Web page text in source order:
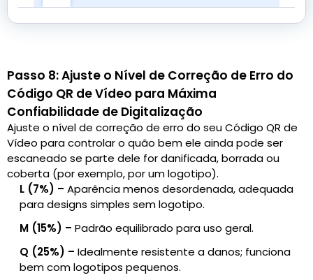
Passo 8: Ajuste o Nível de Correção de Erro do
Código QR de Vídeo para Máxima
Confiabilidade de Digitalização
Ajuste o nível de correção de erro do seu Código QR de
Vídeo para controlar o quão bem ele ainda pode ser
escaneado se parte dele for danificada, borrada ou
coberta (por exemplo, por um logotipo).
L (7%) – Aparência menos desordenada, adequada
para designs simples sem logotipo.
M (15%) – Padrão equilibrado para uso geral.
Q (25%) – Idealmente resistente a danos; funciona
bem com logotipos pequenos.